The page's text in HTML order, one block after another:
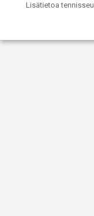
Lisätietoa